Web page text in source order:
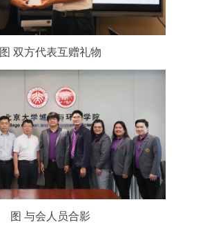
图 双方代表互赠礼物
图 与会人员合影